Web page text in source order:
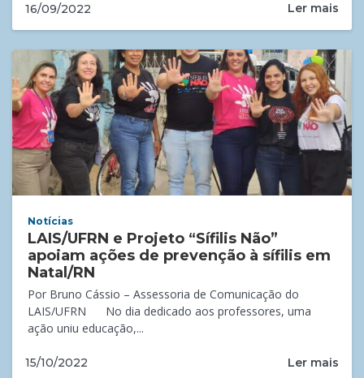
16/09/2022 Ler mais
Notícias
LAIS/UFRN e Projeto “Sífilis Não”
apoiam ações de prevenção à sífilis em
Natal/RN
Por Bruno Cássio – Assessoria de Comunicação do
LAIS/UFRN No dia dedicado aos professores, uma
ação uniu educação,...
15/10/2022 Ler mais